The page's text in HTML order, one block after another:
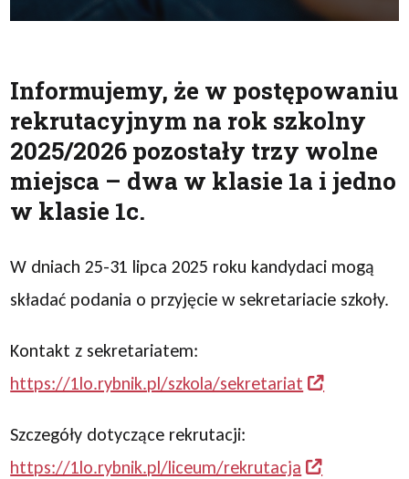
Informujemy, że w postępowaniu
rekrutacyjnym na rok szkolny
2025/2026 pozostały trzy wolne
miejsca – dwa w klasie 1a i jedno
w klasie 1c.
W dniach 25-31 lipca 2025 roku kandydaci mogą
składać podania o przyjęcie w sekretariacie szkoły.
Kontakt z sekretariatem:
https://1lo.rybnik.pl/szkola/sekretariat
Szczegóły dotyczące rekrutacji:
https://1lo.rybnik.pl/liceum/rekrutacja